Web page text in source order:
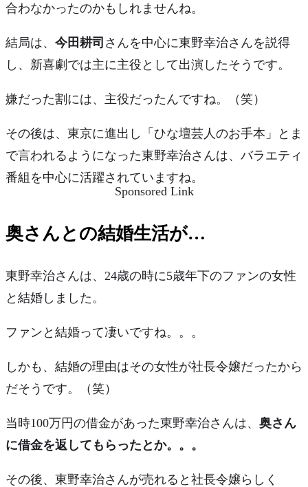
合わなかったのかもしれませんね。
結局は、 今田耕司 さんを中心に東野幸治さんを説得
し、新喜劇では主に主役 として出演したそうです。
嫌だった割には、主役だったんですね。（笑）
その後は、東京に進出し 「ひな壇芸人のお手本」
とま
で言われるようになった東野幸治さんは、バラエティ
番組を中心に活躍されていますね。
Sponsored Link
奥さんとの結婚生活が…
東野幸治さんは、24歳の時に5歳年下のファンの女性
と結婚 しました。
ファンと結婚って凄いですね。。。
しかも、結婚の理由はその女性が社長令嬢だったから
だそうです。（笑）
当時100万円の借金があった東野幸治さんは、 奥さん
に借金を返してもらったとか。。。
その後、東野幸治さんが売れると社長令嬢らしく